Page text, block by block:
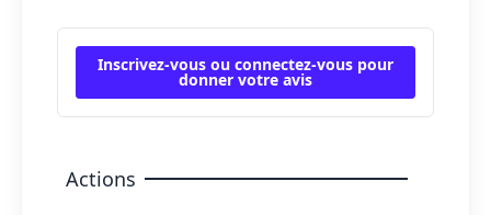
Inscrivez-vous ou connectez-vous pour
donner votre avis
Actions